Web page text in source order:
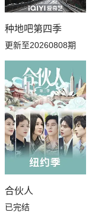
种地吧第四季
更新至20260808期
合伙人
已完结